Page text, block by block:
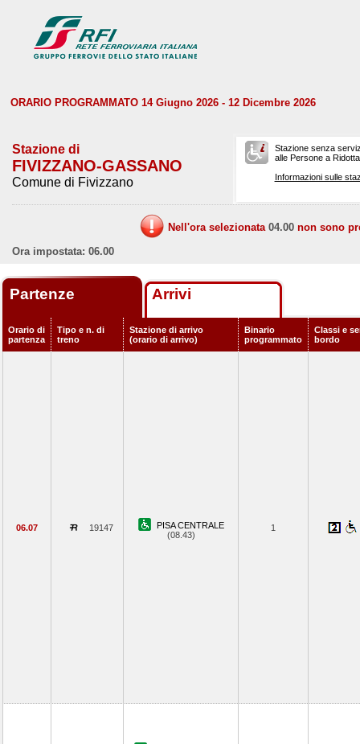
ORARIO PROGRAMMATO 14 Giugno 2026 - 12 Dicembre 2026
Stazione di
FIVIZZANO-GASSANO
Comune di Fivizzano
Stazione senza
alle Persone a
Informazioni sulle
Nell'ora selezionata 04.00 non sono
Ora impostata: 06.00
Partenze Arrivi
Orario di
partenza
Tipo e n. di
treno
Stazione di arrivo
(orario di arrivo)
Binario
programmato
Classi e
bordo
06.07 19147
PISA CENTRALE
(08.43)
1